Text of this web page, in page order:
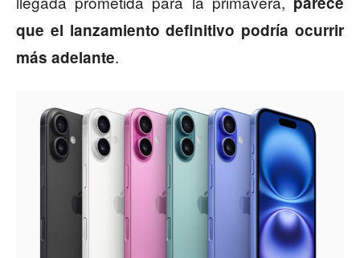
que el lanzamiento definitivo podría ocurrir
más adelante.